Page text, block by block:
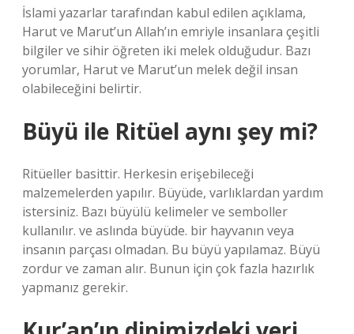
İslami yazarlar tarafından kabul edilen açıklama,
Harut ve Marut’un Allah’ın emriyle insanlara çeşitli
bilgiler ve sihir öğreten iki melek olduğudur. Bazı
yorumlar, Harut ve Marut’un melek değil insan
olabileceğini belirtir.
Büyü ile Ritüel aynı şey mi?
Ritüeller basittir. Herkesin erişebileceği
malzemelerden yapılır. Büyüde, varlıklardan yardım
istersiniz. Bazı büyülü kelimeler ve semboller
kullanılır. ve aslında büyüde. bir hayvanın veya
insanın parçası olmadan. Bu büyü yapılamaz. Büyü
zordur ve zaman alır. Bunun için çok fazla hazırlık
yapmanız gerekir.